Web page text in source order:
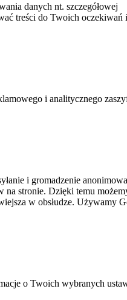
danych nt. szczegółowej
treści do Twoich oczekiwań
i analitycznego
i gromadzenie
stronie. Dzięki temu
w obsłudze. Używamy
o Twoich wybranych